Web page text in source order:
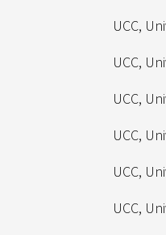
UCC,
UCC,
UCC,
UCC,
UCC,
UCC,